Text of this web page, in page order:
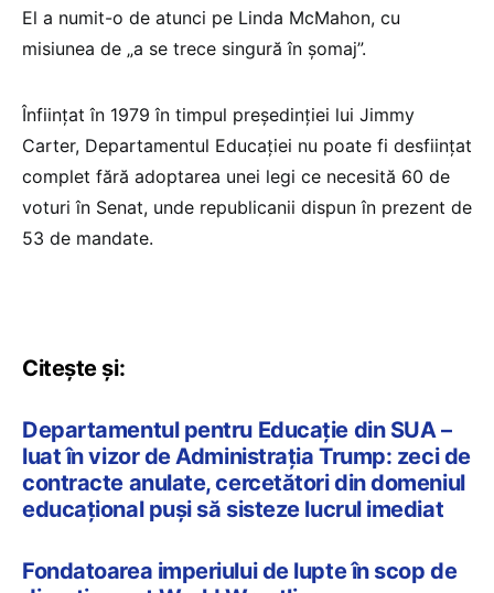
El a numit-o de atunci pe Linda McMahon, cu
misiunea de „a se trece singură în şomaj”.
Înfiinţat în 1979 în timpul preşedinţiei lui Jimmy
Carter, Departamentul Educaţiei nu poate fi desfiinţat
complet fără adoptarea unei legi ce necesită 60 de
voturi în Senat, unde republicanii dispun în prezent de
53 de mandate.
Citește și:
Departamentul pentru Educație din SUA –
luat în vizor de Administrația Trump: zeci de
contracte anulate, cercetători din domeniul
educațional puși să sisteze lucrul imediat
Fondatoarea imperiului de lupte în scop de